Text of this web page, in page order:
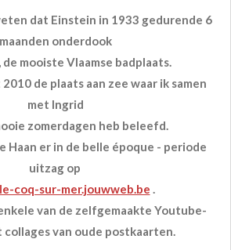
dat Einstein in 1933 gedurende 6
maanden onderdook
de mooiste Vlaamse badplaats.
de plaats aan zee waar ik samen
met Ingrid
zomerdagen heb beleefd.
Haan er in de belle époque - periode
uitzag op
coq-sur-mer.jouwweb.be .
van de zelfgemaakte Youtube-
collages van oude postkaarten.